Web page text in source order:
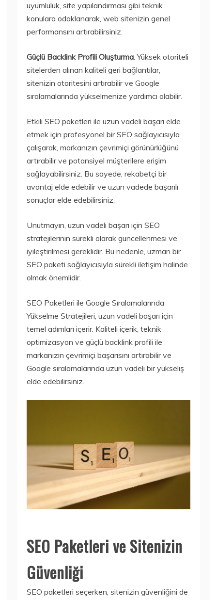
uyumluluk, site yapılandırması gibi teknik
konulara odaklanarak, web sitenizin genel
performansını artırabilirsiniz.
Güçlü Backlink Profili Oluşturma: Yüksek otoriteli
sitelerden alınan kaliteli geri bağlantılar,
sitenizin otoritesini artırabilir ve Google
sıralamalarında yükselmenize yardımcı olabilir.
Etkili SEO paketleri ile uzun vadeli başarı elde
etmek için profesyonel bir SEO sağlayıcısıyla
çalışarak, markanızın çevrimiçi görünürlüğünü
artırabilir ve potansiyel müşterilere erişim
sağlayabilirsiniz. Bu sayede, rekabetçi bir
avantaj elde edebilir ve uzun vadede başarılı
sonuçlar elde edebilirsiniz.
Unutmayın, uzun vadeli başarı için SEO
stratejilerinin sürekli olarak güncellenmesi ve
iyileştirilmesi gereklidir. Bu nedenle, uzman bir
SEO paketi sağlayıcısıyla sürekli iletişim halinde
olmak önemlidir.
SEO Paketleri ile Google Sıralamalarında
Yükselme Stratejileri, uzun vadeli başarı için
temel adımları içerir. Kaliteli içerik, teknik
optimizasyon ve güçlü backlink profili ile
markanızın çevrimiçi başarısını artırabilir ve
Google sıralamalarında uzun vadeli bir yükseliş
elde edebilirsiniz.
SEO Paketleri ve Sitenizin
Güvenliği
SEO paketleri seçerken, sitenizin güvenliğini de